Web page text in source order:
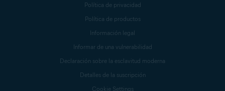
Política de privacidad
Política de productos
Información legal
Informar de una vulnerabilidad
Declaración sobre la esclavitud moderna
Detalles de la suscripción
Cookie Settings